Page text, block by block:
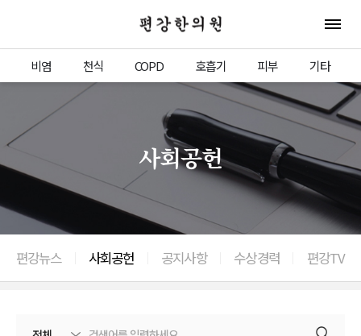
편강한의원 전체
비염 천식 COPD 호흡기 피부 기타
사회공헌
편강뉴스 사회공헌 공지사항 수상경력 편강TV